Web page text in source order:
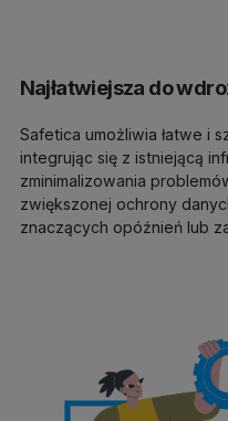
Najłatwiejsza do
Safetica umożliwia łatwe i
integrując się z istniejącą
zminimalizowania
zwiększonej ochrony
znaczących opóźnień lub